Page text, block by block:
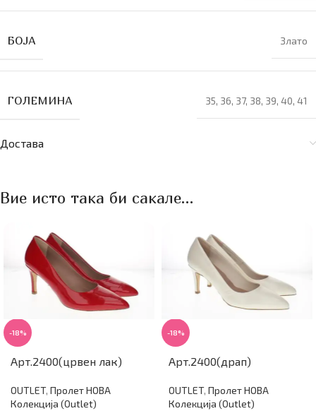
БОЈА Злато
ГОЛЕМИНА 35, 36, 37, 38, 39, 40, 41
Достава
Вие исто така би сакале…
-18%
Арт.2400(црвен лак)
OUTLET, Пролет НОВА
Колекција (Outlet)
-18%
Арт.2400(драп)
OUTLET, Пролет НОВА
Колекција (Outlet)